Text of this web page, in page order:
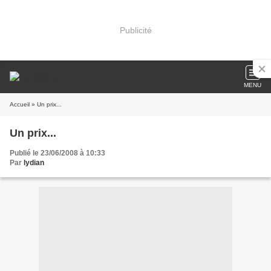
Publicité
MENU
Accueil » Un prix...
Un prix...
Publié le 23/06/2008 à 10:33
Par lydian